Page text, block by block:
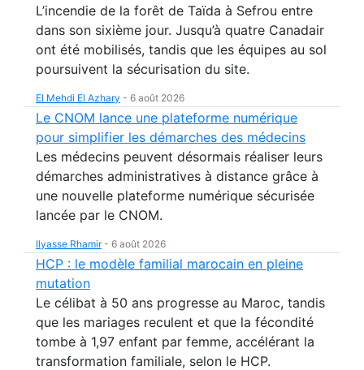
L’incendie de la forêt de Taïda à Sefrou entre
dans son sixième jour. Jusqu’à quatre Canadair
ont été mobilisés, tandis que les équipes au sol
poursuivent la sécurisation du site.
El Mehdi El Azhary - 6 août 2026
Le CNOM lance une plateforme numérique
pour simplifier les démarches des médecins
Les médecins peuvent désormais réaliser leurs
démarches administratives à distance grâce à
une nouvelle plateforme numérique sécurisée
lancée par le CNOM.
Ilyasse Rhamir- 6 août 2026
HCP : le modèle familial marocain en pleine
mutation
Le célibat à 50 ans progresse au Maroc, tandis
que les mariages reculent et que la fécondité
tombe à 1,97 enfant par femme, accélérant la
transformation familiale, selon le HCP.